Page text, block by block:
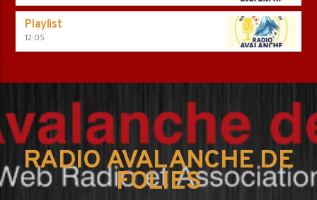
Playlist
12:05
RADIO AVALANCHE DE
FOLIES